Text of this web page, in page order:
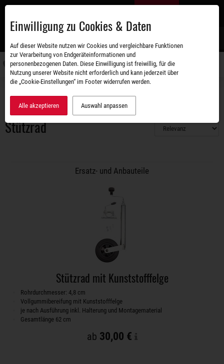
Zum
Stützrad
Ersatz- und Anbauteile
Stützrad mit Kunststofffelge
Rohrdurchmesser: 4,8 cm
Vollgummibereifung mit Kunststofffelge
je nach Ausführung inkl. Halterung und Montagematerial
Gesamtlänge 62 cm
ab 30,00 €
Einwilligung zu Cookies & Daten
Auf dieser Website nutzen wir Cookies und vergleichbare Funktionen
zur Verarbeitung von Endgeräteinformationen und
personenbezogenen Daten. Diese Einwilligung ist freiwillig, für die
Nutzung unserer Website nicht erforderlich und kann jederzeit über
die „Cookie-Einstellungen“ im Footer widerrufen werden.
Alle akzeptieren Auswahl anpassen